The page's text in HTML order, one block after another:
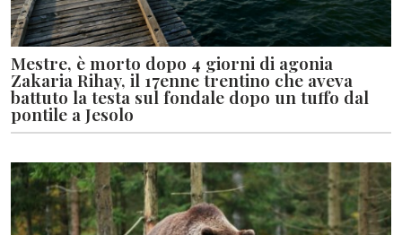
Mestre, è morto dopo 4 giorni di agonia
Zakaria Rihay, il 17enne trentino che aveva
battuto la testa sul fondale dopo un tuffo dal
pontile a Jesolo